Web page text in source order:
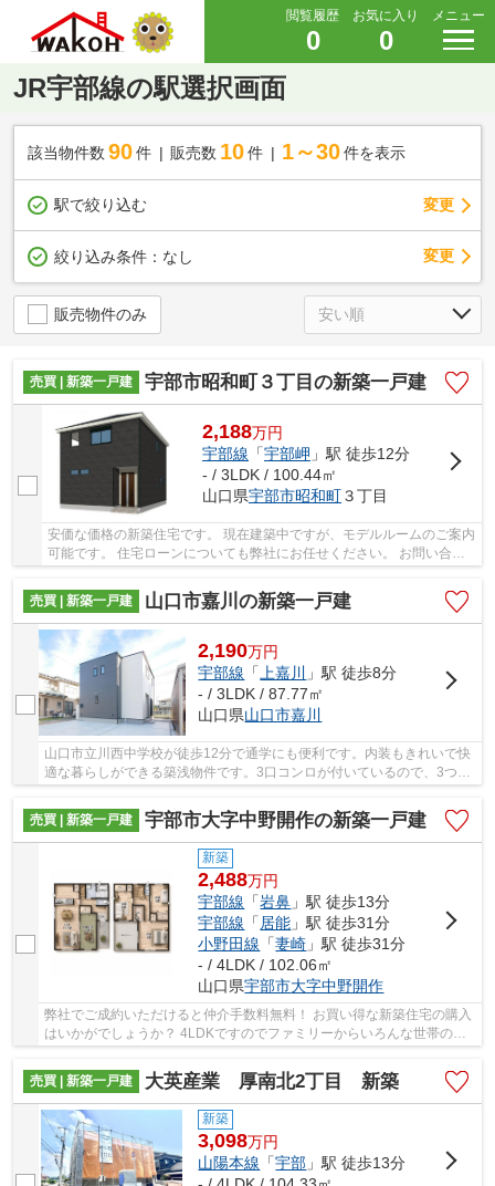
閲覧履歴
0
お気に入り
0
メニュー
JR宇部線の駅選択画面
該当物件数 90件 販売数 10 件 1～30 件を表示
駅で絞り込む 変更
絞り込み条件： なし 変更
販売物件のみ
売買 | 新築一戸建 宇部市昭和町３丁目の新築一戸建
2,188万円
宇部線 「宇部岬 」駅 徒歩12分
- / 3LDK / 100.44㎡
山口県宇部市昭和町３丁目
安価な価格の新築住宅です。 現在建築中ですが、モデルルームのご案内
可能です。 住宅ローンについても弊社にお任せください。 お問い合せ
売買 | 新築一戸建
山口市嘉川の新築一戸建
2,190万円
宇部線 「上嘉川
」駅 徒歩8分
- / 3LDK / 87.77㎡
山口県山口市嘉川
山口市立川西中学校が徒歩12分で通学にも便利です。内装もきれいで快
適な暮らしができる築浅物件です。3口コンロが付いているので、3つの
売買 | 新築一戸建
宇部市大字中野開作の新築一戸建
新築
2,488万円
宇部線 「岩鼻 」駅 徒歩13分
宇部線 「 居能 」駅 徒歩31分
小野田線 「妻崎 」駅 徒歩31分
- / 4LDK / 102.06㎡
山口県宇部市大字中野開作
弊社でご成約いただけると仲介手数料無料！ お買い得な新築住宅の購入
はいかがでしょうか？ 4LDKですのでファミリーからいろんな世帯の方
売買 | 新築一戸建
大英産業 厚南北2丁目 新築
新築
3,098万円
山陽本線 「宇部 」駅 徒歩13分